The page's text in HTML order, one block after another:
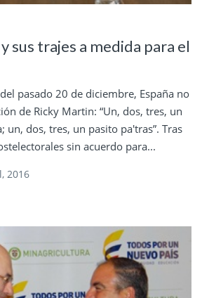
sus trajes a medida para el
pasado 20 de diciembre, España no
de Ricky Martin: “Un, dos, tres, un
un, dos, tres, un pasito pa'tras”. Tras
sin acuerdo para...
2016